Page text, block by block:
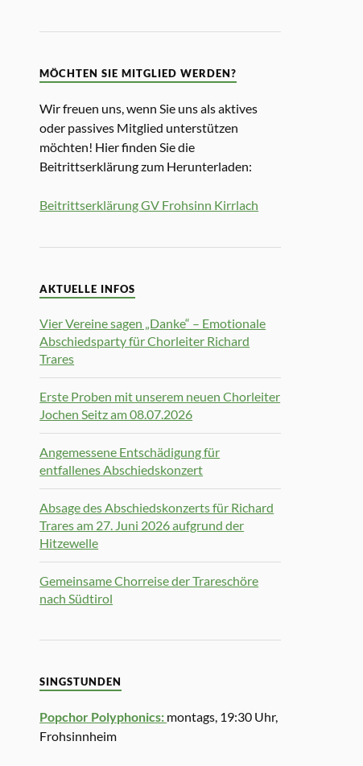
MÖCHTEN SIE MITGLIED WERDEN?
Wir freuen uns, wenn Sie uns als aktives
oder passives Mitglied unterstützen
möchten! Hier finden Sie die
Beitrittserklärung zum Herunterladen:
Beitrittserklärung GV Frohsinn Kirrlach
AKTUELLE INFOS
Vier Vereine sagen „Danke“ – Emotionale
Abschiedsparty für Chorleiter Richard
Trares
Erste Proben mit unserem neuen Chorleiter
Jochen Seitz am 08.07.2026
Angemessene Entschädigung für
entfallenes Abschiedskonzert
Absage des Abschiedskonzerts für Richard
Trares am 27. Juni 2026 aufgrund der
Hitzewelle
Gemeinsame Chorreise der Trareschöre
nach Südtirol
SINGSTUNDEN
Popchor Polyphonics: montags, 19:30 Uhr,
Frohsinnheim